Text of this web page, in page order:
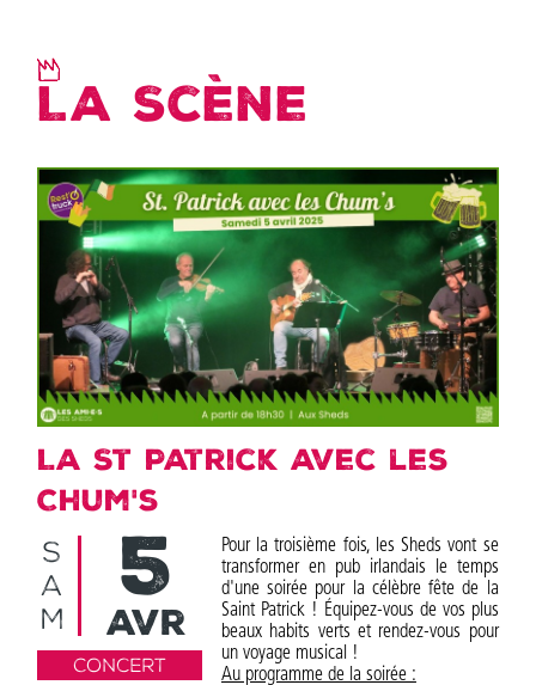
La Scène
La St Patrick avec les
Chum's
S
A
M
5
avr
Concert
Pour la troisième fois, les Sheds vont se
transformer en pub irlandais le temps
d'une soirée pour la célèbre fête de la
Saint Patrick ! Équipez-vous de vos plus
beaux habits verts et rendez-vous pour
un voyage musical !
Au programme de la soirée :